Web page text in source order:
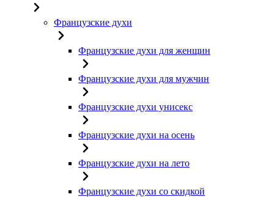
Французские духи
Французские духи для женщин
Французские духи для мужчин
Французские духи унисекс
Французские духи на осень
Французские духи на лето
Французские духи со скидкой